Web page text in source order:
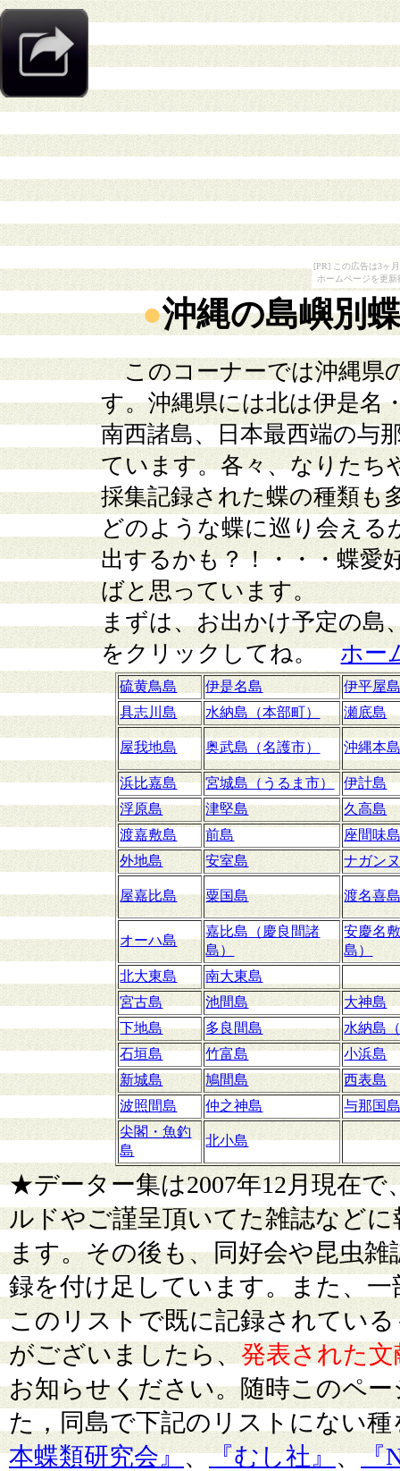
[PR] この広告は3ヶ
ホームページを更
●沖縄の島嶼別
このコーナーでは沖縄県
す。沖縄県には北は伊是名
南西諸島、日本最西端の与
ています。各々、なりたち
採集記録された蝶の種類も
どのような蝶に巡り会える
出するかも？！・・・蝶愛
ばと思っています。
まずは、お出かけ予定の島
をクリックしてね。ホー
硫黄鳥島 伊是名島
伊平屋
具志川島
水納島（本部町） 瀬底島
屋我地島 奥武島（名護市） 沖縄本
浜比嘉島 宮城島（うるま市）
伊計島
浮原島
津堅島
久高島
渡嘉敷島
前島
座間味
外地島
安室島 ナガン
屋嘉比島 粟国島 渡名喜
オーハ島
嘉比島（慶良間諸
島）
安慶名
島）
北大東島
南大東島
宮古島
池間島
大神島
下地島
多良間島
水納島
石垣島
竹富島
小浜島
新城島
鳩間島
西表島
波照間島
仲之神島
与那国
尖閣・魚釣
島
北小島
★データー集は2007年12月現在
ルドやご謹呈頂いてた雑誌など
ます。その後も、同好会や昆虫
録を付け足しています。また、
このリストで既に記録されてい
がございましたら、発表された
お知らせください。随時このペ
た，同島で下記のリストにない
本蝶類研究会』、『むし社』、『